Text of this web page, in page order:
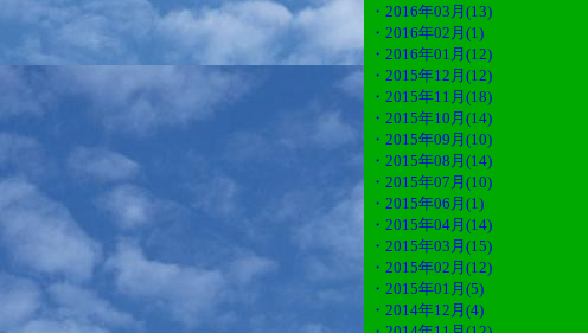
・2016年03月(13)
・2016年02月(1)
・2016年01月(12)
・2015年12月(12)
・2015年11月(18)
・2015年10月(14)
・2015年09月(10)
・2015年08月(14)
・2015年07月(10)
・2015年06月(1)
・2015年04月(14)
・2015年03月(15)
・2015年02月(12)
・2015年01月(5)
・2014年12月(4)